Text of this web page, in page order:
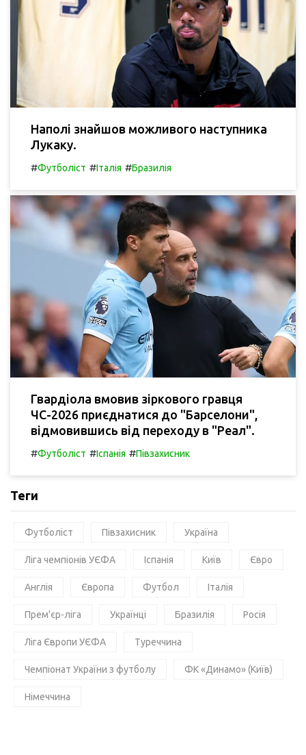
Наполі знайшов можливого наступника
Лукаку.
#Футболіст #Італія #Бразилія
Гвардіола вмовив зіркового гравця
ЧС-2026 приєднатися до "Барселони",
відмовившись від переходу в "Реал".
#Футболіст #Іспанія #Півзахисник
Теги
Футболіст Півзахисник Україна
Ліга чемпіонів УЄФА Іспанія Київ Євро
Англія Європа Футбол Італія
Прем'єр-ліга Українці Бразилія Росія
Ліга Європи УЄФА Туреччина
Чемпіонат України з футболу ФК «Динамо» (Київ)
Німеччина